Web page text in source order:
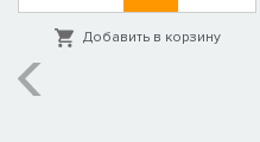
Добавить в корзину